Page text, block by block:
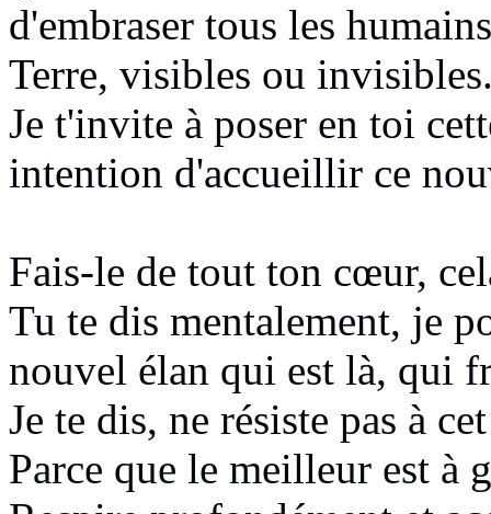
d'embraser tous les
Terre, visibles ou
Je t'invite à poser en toi
intention d'accueillir ce
Fais-le de tout ton cœur,
Tu te dis mentalement, je
nouvel élan qui est là, qui
Je te dis, ne résiste pas à
Parce que le meilleur est à